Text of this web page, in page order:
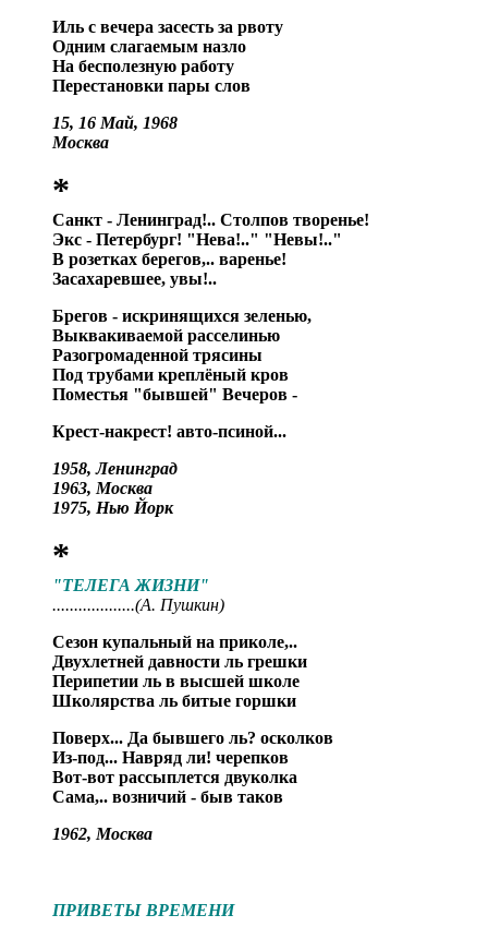
Иль с вечера засесть за рвоту
Одним слагаемым назло
На бесполезную работу
Перестановки пары слов
15, 16 Май, 1968
Москва
*
Санкт - Ленинград!.. Столпов творенье!
Экс - Петербург! "Нева!.." "Невы!.."
В розетках берегов,.. варенье!
Засахаревшее, увы!..
Брегов - искринящихся зеленью,
Выквакиваемой расселинью
Разогромаденной трясины
Под трубами креплёный кров
Поместья "бывшей" Вечеров -
Крест-накрест! авто-псиной...
1958, Ленинград
1963, Москва
1975, Нью Йорк
*
"ТЕЛЕГА ЖИЗНИ"
...................(А. Пушкин)
Сезон купальный на приколе,..
Двухлетней давности ль грешки
Перипетии ль в высшей школе
Школярства ль битые горшки
Поверх... Да бывшего ль? осколков
Из-под... Навряд ли! черепков
Вот-вот рассыплется двуколка
Сама,.. возничий - быв таков
1962, Москва
ПРИВЕТЫ ВРЕМЕНИ